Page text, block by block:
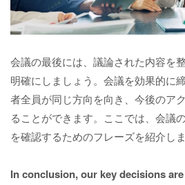
会議の最後には、議論された内容を
明確にしましょう。会議を効果的に
者全員が同じ方向を向き、今後のア
ることができます。ここでは、会議
を確認するためのフレーズを紹介しま
In conclusion, our key decisions